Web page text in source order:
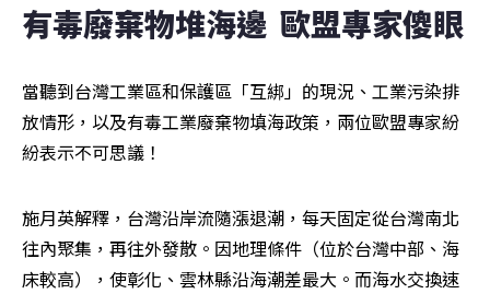
有毒廢棄物堆海邊  歐盟專家傻眼
當聽到台灣工業區和保護區「互綁」的現況、工業污染排
放情形，以及有毒工業廢棄物填海政策，兩位歐盟專家紛
紛表示不可思議！
施月英解釋，台灣沿岸流隨漲退潮，每天固定從台灣南北
往內聚集，再往外發散。因地理條件（位於台灣中部、海
床較高），使彰化、雲林縣沿海潮差最大。而海水交換速